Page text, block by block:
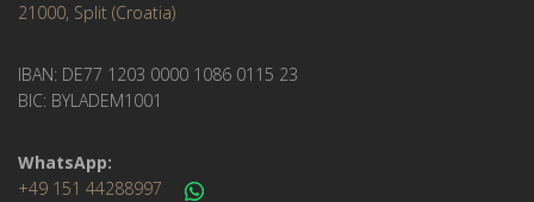
21000, Split (Croatia)
IBAN: DE77 1203 0000 1086 0115 23
BIC: BYLADEM1001
WhatsApp:
+49 151 44288997